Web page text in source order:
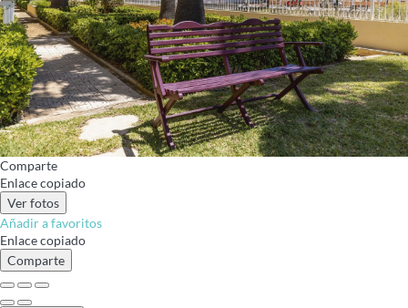
Comparte
Enlace copiado
Ver fotos
Añadir a favoritos
Enlace copiado
Comparte